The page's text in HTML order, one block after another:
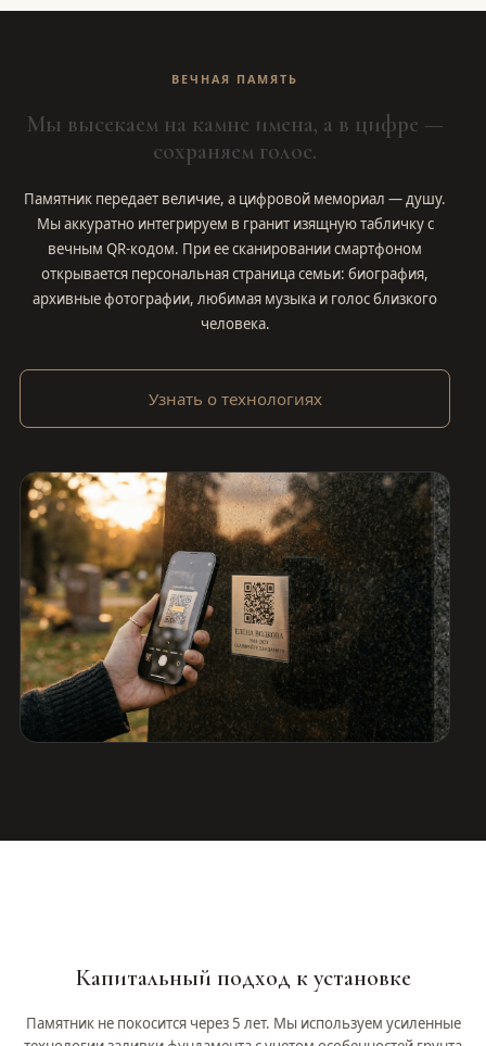
ВЕЧНАЯ ПАМЯТЬ
Мы высекаем на камне имена, а в цифре —
сохраняем голос.
Памятник передает величие, а цифровой мемориал — душу.
Мы аккуратно интегрируем в гранит изящную табличку с
вечным QR-кодом. При ее сканировании смартфоном
открывается персональная страница семьи: биография,
архивные фотографии, любимая музыка и голос близкого
человека.
Узнать о технологиях
Капитальный подход к установке
Памятник не покосится через 5 лет. Мы используем усиленные